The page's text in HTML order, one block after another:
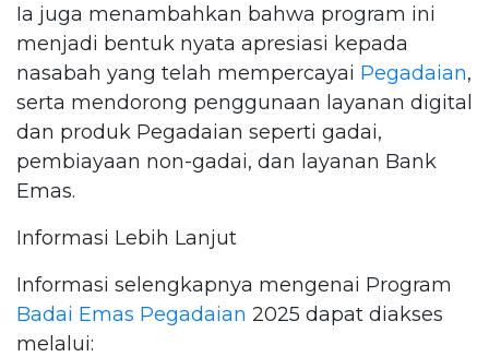
Ia juga menambahkan bahwa program ini
menjadi bentuk nyata apresiasi kepada
nasabah yang telah mempercayai Pegadaian,
serta mendorong penggunaan layanan digital
dan produk Pegadaian seperti gadai,
pembiayaan non-gadai, dan layanan Bank
Emas.
Informasi Lebih Lanjut
Informasi selengkapnya mengenai Program
Badai Emas Pegadaian 2025 dapat diakses
melalui: